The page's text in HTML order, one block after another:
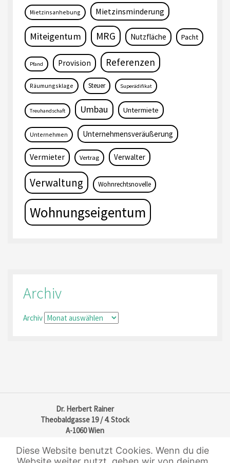
Mietzinsanhebung Mietzinsminderung
Miteigentum MRG Nutzfläche Pacht
Pfand Provision Referenzen
Räumungsklage Steuer Superädifikat
Treuhandschaft Umbau Untermiete
Unternehmen Unternehmensveräußerung
Vermieter Vertrag Verwalter
Verwaltung Wohnrechtsnovelle
Wohnungseigentum
Archiv
Archiv
Dr. Herbert Rainer
Theobaldgasse 19 / 4. Stock
A-1060 Wien
Fax: +43 (1)513 47 67
Diese Website benutzt Cookies. Wenn du die